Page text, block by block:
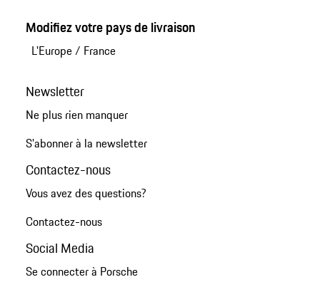
Modifiez votre pays de livraison
L'Europe/ France
Newsletter
Ne plus rien manquer
S'abonner à la newsletter
Contactez-nous
Vous avez des questions?
Contactez-nous
Social Media
Se connecter à Porsche